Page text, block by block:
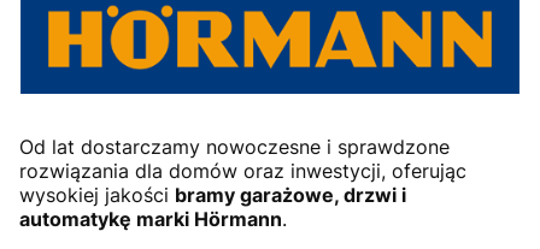
Od lat dostarczamy nowoczesne i sprawdzone
rozwiązania dla domów oraz inwestycji, oferując
wysokiej jakości bramy garażowe, drzwi i
automatykę marki Hörmann.